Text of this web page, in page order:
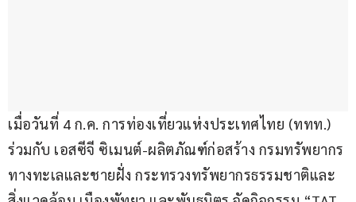
เมื่อวันที่ 4 ก.ค. การท่องเที่ยวแห่งประเทศไทย (ททท.)
ร่วมกับ เอสซีจี ซิเมนต์-ผลิตภัณฑ์ก่อสร้าง กรมทรัพยากร
ทางทะเลและชายฝั่ง กระทรวงทรัพยากรธรรมชาติและ